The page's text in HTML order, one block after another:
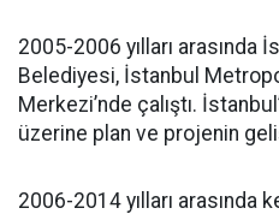
2005-2006 yılları arasında
Belediyesi, İstanbul
Merkezi’nde çalıştı.
üzerine plan ve projenin
2006-2014 yılları arasında